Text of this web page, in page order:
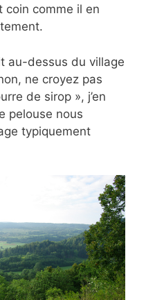
coin comme il en
au-dessus du village
ne croyez pas
de sirop », j’en
pelouse nous
typiquement